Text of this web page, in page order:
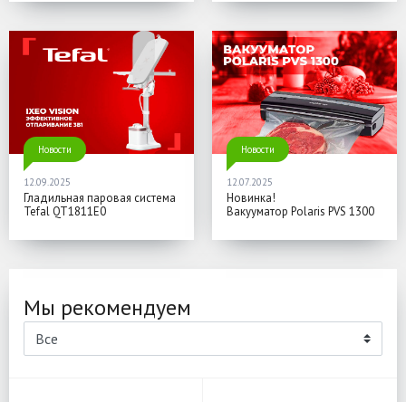
Новости
12.09.2025
Гладильная паровая система
Tefal QT1811E0
Новости
12.07.2025
Новинка!
Вакууматор Polaris PVS 1300
Мы рекомендуем